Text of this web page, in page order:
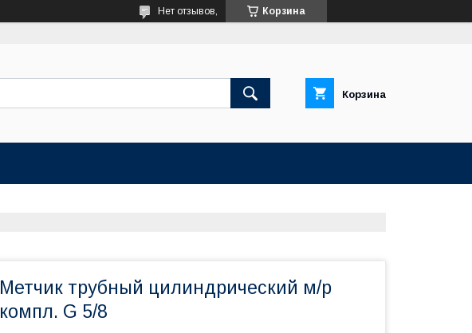
Корзина
Нет отзывов,
Корзина
Метчик трубный цилиндрический м/р
компл. G 5/8